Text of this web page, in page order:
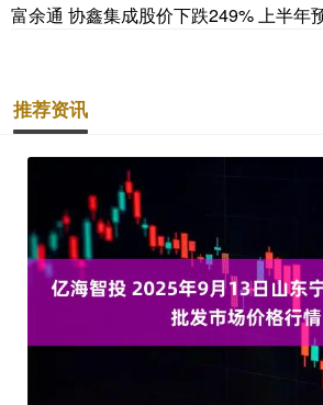
富余通 协鑫集成股价下跌249% 上半年
推荐资讯